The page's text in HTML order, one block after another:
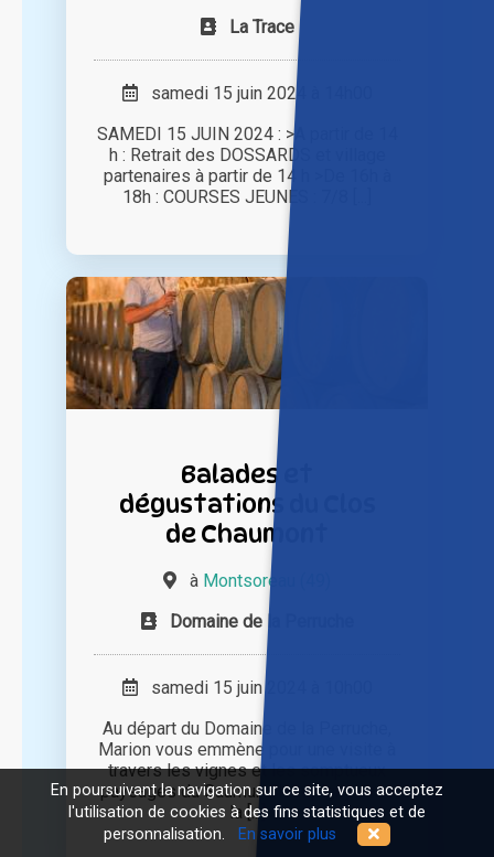
La Trace
samedi 15 juin 2024 à 14h00
SAMEDI 15 JUIN 2024 : >A partir de 14
h : Retrait des DOSSARDS et village
partenaires à partir de 14 h >De 16h à
18h : COURSES JEUNES : 7/8 [...]
Balades et
dégustations du Clos
de Chaumont
à Montsoreau (49)
Domaine de la Perruche
samedi 15 juin 2024 à 10h00
Au départ du Domaine de la Perruche,
Marion vous emmène pour une visite à
travers les vignes et les somptueux
paysages du Saumur-Champigny avec
la [...]
En poursuivant la navigation sur ce site, vous acceptez
l'utilisation de cookies à des fins statistiques et de
personnalisation.
En savoir plus